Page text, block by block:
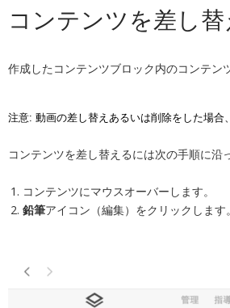
コンテンツを差し
作成したコンテンツブロック内のコンテン
注意: 動画の差し替えあるいは削除をした場合
コンテンツを差し替えるには次の手順に沿
コンテンツにマウスオーバーします。
鉛筆アイコン（編集）をクリックします。